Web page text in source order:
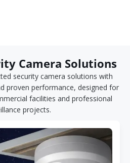
Camera Solutions
security camera solutions with
proven performance, designed for
facilities and professional
projects.